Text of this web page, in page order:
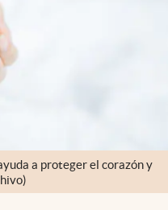
a proteger el corazón y